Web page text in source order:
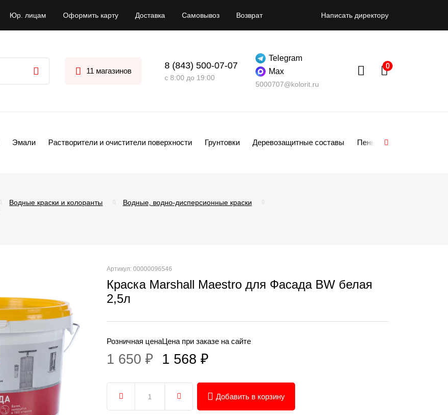
Юр. лицам Оформить карту Доставка Самовывоз Возврат Написать директору
11 магазинов
8 (843) 500-07-07
с 8:00 до 19:00
Telegram
Max
5000707@kolorit.ru
Эмали Растворители и очистители поверхности Грунтовки Деревозащитные составы Пены
Водные краски и колоранты
Водные, водно-дисперсионные краски
Артикул: 00000096546
Краска Marshall Maestro для Фасада BW белая
2,5л
Розничная цена
1 650 ₽
Цена при заказе на сайте
1 568 ₽
Добавить в корзину